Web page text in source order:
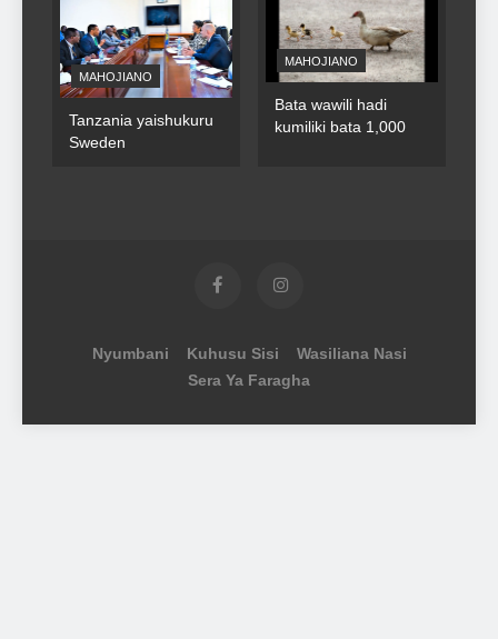
MAHOJIANO
Tanzania yaishukuru
Sweden
MAHOJIANO
Bata wawili hadi
kumiliki bata 1,000
Nyumbani Kuhusu Sisi
Wasiliana Nasi
Sera Ya Faragha